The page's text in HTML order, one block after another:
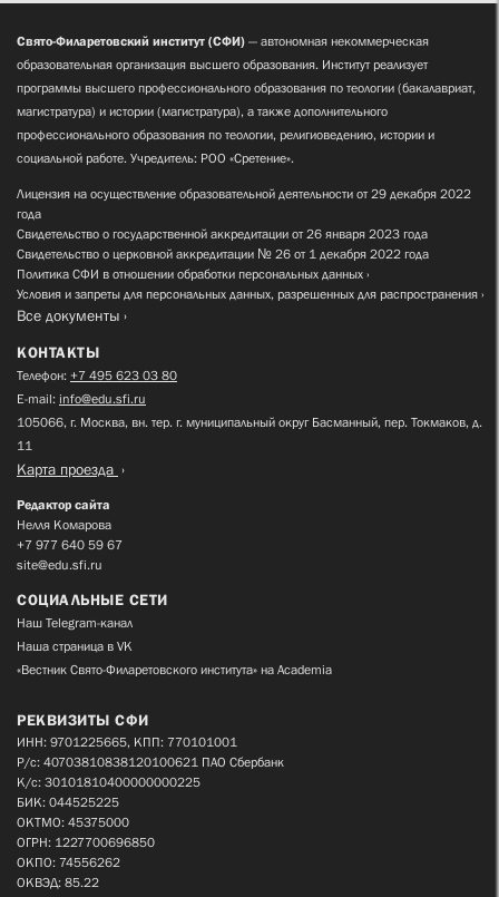
Свято-Филаретовский институт (СФИ) — автономная некоммерческая
образовательная организация высшего образования. Институт реализует
программы высшего профессионального образования по теологии (бакалавриат,
магистратура) и истории (магистратура), а также дополнительного
профессионального образования по теологии, религиоведению, истории и
социальной работе. Учредитель: РОО «Сретение».
Лицензия на осуществление образовательной деятельности от 29 декабря 2022
года
Свидетельство о государственной аккредитации от 26 января 2023 года
Свидетельство о церковной аккредитации № 26 от 1 декабря 2022 года
Политика СФИ в отношении обработки персональных данных
Условия и запреты для персональных данных, разрешенных для распространения
Все документы
КОНТАКТЫ
Телефон: +7 495 623 03 80
E-mail: info@edu.sfi.ru
105066, г. Москва, вн. тер. г. муниципальный округ Басманный, пер. Токмаков, д.
11
Карта проезда
Редактор сайта
Нелля Комарова
+7 977 640 59 67
site@edu.sfi.ru
СОЦИАЛЬНЫЕ СЕТИ
Наш Telegram-канал
Наша страница в VK
«Вестник Свято-Филаретовского института» на Academia
РЕКВИЗИТЫ СФИ
ИНН: 9701225665, КПП: 770101001
Р/с: 40703810838120100621 ПАО Сбербанк
К/с: 30101810400000000225
БИК: 044525225
ОКТМО: 45375000
ОГРН: 1227700696850
ОКПО: 74556262
ОКВЭД: 85.22